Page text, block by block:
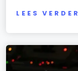
LEES VERDER